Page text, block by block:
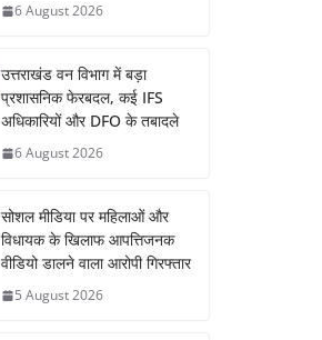
6 August 2026
उत्तराखंड वन विभाग में बड़ा
प्रशासनिक फेरबदल, कई IFS
अधिकारियों और DFO के तबादले
6 August 2026
सोशल मीडिया पर महिलाओं और
विधायक के खिलाफ आपत्तिजनक
वीडियो डालने वाला आरोपी गिरफ्तार
5 August 2026